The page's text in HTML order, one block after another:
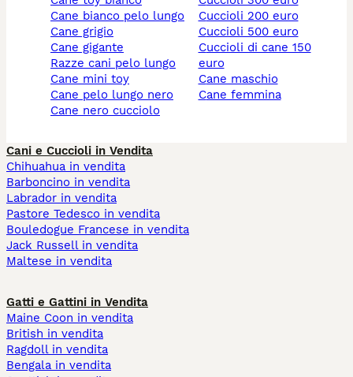
cane bianco pelo lungo
cane grigio
cane gigante
razze cani pelo lungo
cane mini toy
cane pelo lungo nero
cane nero cucciolo
cuccioli 200 euro
cuccioli 500 euro
cuccioli di cane 150
euro
cane maschio
cane femmina
Cani e Cuccioli in Vendita
Chihuahua in vendita
Barboncino in vendita
Labrador in vendita
Pastore Tedesco in vendita
Bouledogue Francese in vendita
Jack Russell in vendita
Maltese in vendita
Gatti e Gattini in Vendita
Maine Coon in vendita
British in vendita
Ragdoll in vendita
Bengala in vendita